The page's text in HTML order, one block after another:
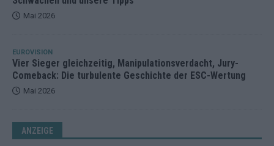
Mai 2026
EUROVISION
Vier Sieger gleichzeitig, Manipulationsverdacht, Jury-
Comeback: Die turbulente Geschichte der ESC-Wertung
Mai 2026
ANZEIGE